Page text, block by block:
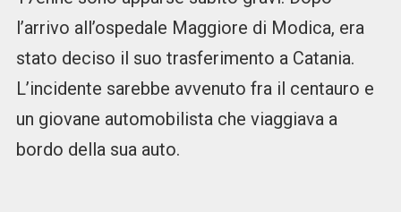
l’arrivo all’ospedale Maggiore di Modica, era
stato deciso il suo trasferimento a Catania.
L’incidente sarebbe avvenuto fra il centauro e
un giovane automobilista che viaggiava a
bordo della sua auto.